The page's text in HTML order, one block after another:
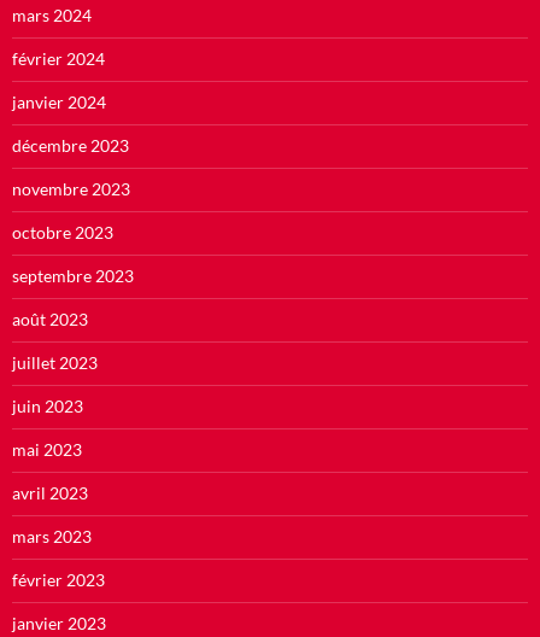
mars 2024
février 2024
janvier 2024
décembre 2023
novembre 2023
octobre 2023
septembre 2023
août 2023
juillet 2023
juin 2023
mai 2023
avril 2023
mars 2023
février 2023
janvier 2023